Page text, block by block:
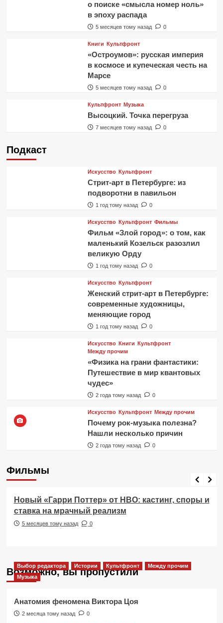
о поиске «смысла номер ноль»
в эпоху распада
5 месяцев тому назад 0
Книги Культфронт
«Остроумов»: русская империя
в космосе и купеческая честь на
Марсе
5 месяцев тому назад 0
Культфронт Музыка
Высоцкий. Точка перегруза
7 месяцев тому назад 0
Подкаст
Искусство Культфронт
Стрит-арт в Петербурге: из
подворотни в павильон
1 год тому назад 0
Искусство Культфронт Фильмы
Фильм «Злой город»: о том, как
маленький Козельск разозлил
великую Орду
1 год тому назад 0
Искусство Культфронт
Женский стрит-арт в Петербурге:
современные художницы,
меняющие город
1 год тому назад 0
Искусство Книги Культфронт
Между прочим
«Физика на грани фантастики:
Путешествие в мир квантовых
чудес»
2 года тому назад 0
Искусство Культфронт Между прочим
Почему рок-музыка полезна?
Нашли несколько причин
2 года тому назад 0
Фильмы
Фильмы
Новый «Гарри Поттер» от HBO: кастинг, споры и
ставка на мрачный реализм
5 месяцев тому назад 0
Возможно, вы пропустили
Выбор редактора Истории Культфронт
Между прочим
Музыка
Анатомия феномена Виктора Цоя
2 месяца тому назад 0